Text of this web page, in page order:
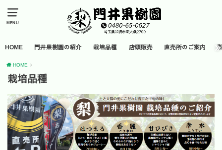
MENU
HOME 門井果樹園の紹介 栽培品種 店頭販売 直売所のご案内
HOME
栽培品種